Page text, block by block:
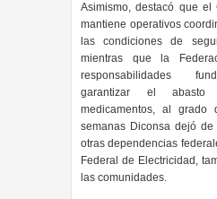
Asimismo, destacó que el
mantiene operativos
las condiciones de
mientras que la
responsabilidades
garantizar el
medicamentos, al grado
semanas Diconsa dejó
otras dependencias
Federal de Electricidad,
las comunidades.